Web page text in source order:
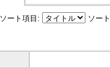
ソート項目: ソー